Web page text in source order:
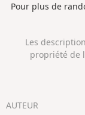
landes et des
Loudon est
Pour plus de
Les
propriété de
AUTEUR